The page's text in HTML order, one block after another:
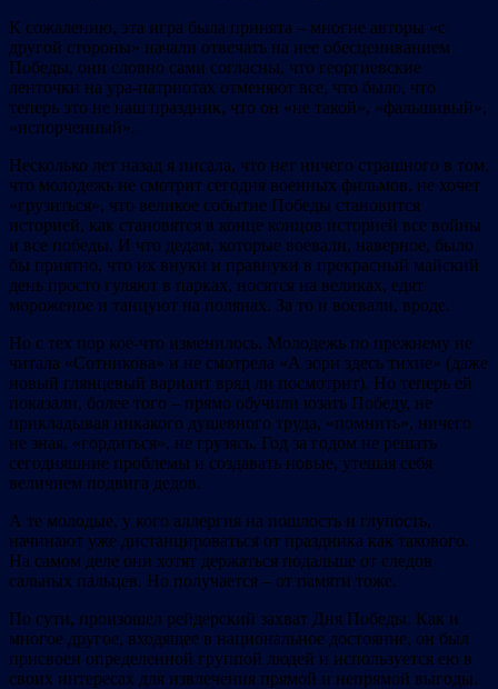
К сожалению, эта игра была принята – многие авторы «с
другой стороны» начали отвечать на нее обесцениванием
Победы, они словно сами согласны, что георгиевские
ленточки на ура-патриотах отменяют все, что было, что
теперь это не наш праздник, что он «не такой», «фальшивый»,
«испорченный».
Несколько лет назад я писала, что нет ничего страшного в том,
что молодежь не смотрит сегодня военных фильмов, не хочет
«грузиться», что великое событие Победы становится
историей, как становятся в конце концов историей все войны
и все победы. И что дедам, которые воевали, наверное, было
бы приятно, что их внуки и правнуки в прекрасный майский
день просто гуляют в парках, носятся на великах, едят
мороженое и танцуют на полянах. За то и воевали, вроде.
Но с тех пор кое-что изменилось. Молодежь по прежнему не
читала «Сотникова» и не смотрела «А зори здесь тихие» (даже
новый глянцевый вариант вряд ли посмотрит). Но теперь ей
показали, более того – прямо обучили юзать Победу, не
прикладывая никакого душевного труда, «помнить», ничего
не зная, «гордиться», не грузясь. Год за годом не решать
сегодняшние проблемы и создавать новые, утешая себя
величием подвига дедов.
А те молодые, у кого аллергия на пошлость и глупость,
начинают уже дистанцироваться от праздника как такового.
На самом деле они хотят держаться подальше от следов
сальных пальцев. Но получается – от памяти тоже.
По сути, произошел рейдерский захват Дня Победы. Как и
многое другое, входящее в национальное достояние, он был
присвоен определенной группой людей и используется ею в
своих интересах для извлечения прямой и непрямой выгоды.